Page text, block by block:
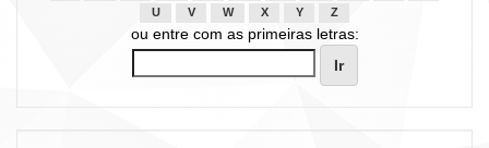
U
V W X Y Z
ou entre com as primeiras letras: